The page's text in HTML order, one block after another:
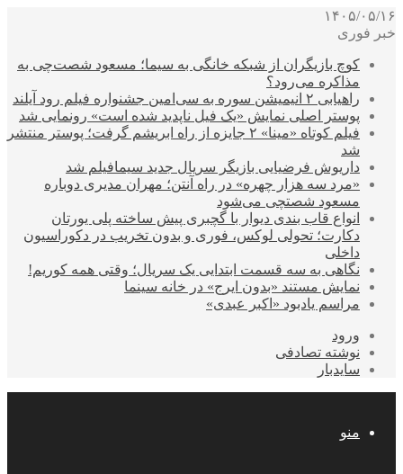
۱۴۰۵/۰۵/۱۶
خبر فوری
کوچ بازیگران از شبکه خانگی به سیما؛ مسعود شصت‌چی به
مذاکره می‌رود؟
راهیابی ۲ انیمیشن سوره به سی‌امین جشنواره فیلم رود آیلند
پوستر اصلی نمایش «یک فیل ناپدید شده است» رونمایی شد
فیلم کوتاه «مینا» ۲ جایزه از راه ابریشم گرفت؛ پوستر منتشر
شد
داریوش فرضیایی بازیگر سریال جدید سیمافیلم شد
«مرد سه هزار چهره» در راه آنتن؛ مهران مدیری دوباره
مسعود شصتچی می‌شود
انواع قاب بندی دیوار با گچبری پیش ساخته پلی یورتان
دکارت؛ تحولی لوکس، فوری و بدون تخریب در دکوراسیون
داخلی
نگاهی به سه قسمت ابتدایی یک سریال؛ وقتی همه کوریم!
نمایش مستند «بدون ایرج» در خانه سینما
مراسم یادبود «اکبر عبدی»
ورود
نوشته تصادفی
سایدبار
منو